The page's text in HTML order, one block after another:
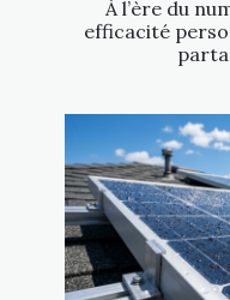
À l’ère du
efficacité